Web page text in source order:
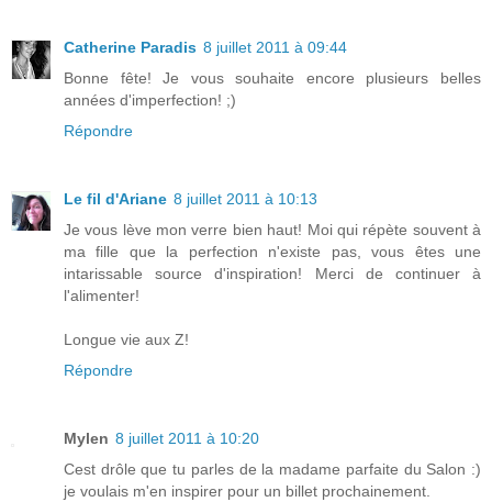
Catherine Paradis 8 juillet 2011 à 09:44
Bonne fête! Je vous souhaite encore plusieurs belles
années d'imperfection! ;)
Répondre
Le fil d'Ariane 8 juillet 2011 à 10:13
Je vous lève mon verre bien haut! Moi qui répète souvent à
ma fille que la perfection n'existe pas, vous êtes une
intarissable source d'inspiration! Merci de continuer à
l'alimenter!
Longue vie aux Z!
Répondre
Mylen 8 juillet 2011 à 10:20
Cest drôle que tu parles de la madame parfaite du Salon :)
je voulais m'en inspirer pour un billet prochainement.